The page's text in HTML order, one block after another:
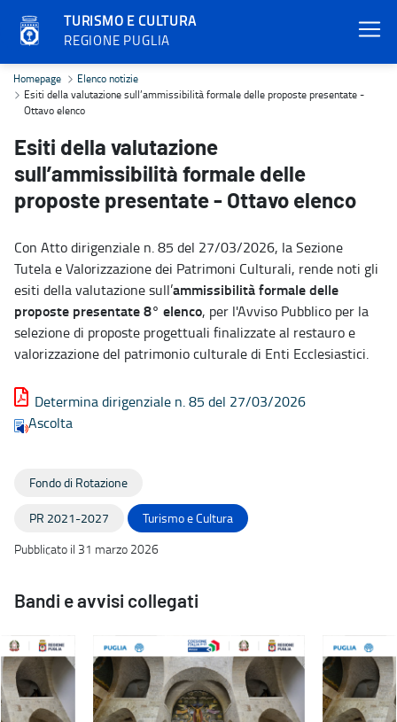
TURISMO E CULTURA
REGIONE PUGLIA
Esiti della valutazione sull’ammissibilità formale delle proposte
Homepage
Elenco notizie
Esiti della valutazione sull’ammissibilità formale delle proposte presentate -
Ottavo elenco
Esiti della valutazione
sull’ammissibilità formale delle
proposte presentate - Ottavo elenco
Con Atto dirigenziale n. 85 del 27/03/2026, la Sezione
Tutela e Valorizzazione dei Patrimoni Culturali, rende noti gli
esiti della valutazione sull’ammissibilità formale delle
proposte presentate8° elenco, per l'Avviso Pubblico per la
selezione di proposte progettuali finalizzate al restauro e
valorizzazione del patrimonio culturale di Enti Ecclesiastici.
Determina dirigenziale n. 85 del 27/03/2026
Ascolta
Fondo di Rotazione
PR 2021-2027
Turismo e Cultura
Pubblicato il 31 marzo 2026
Bandi e avvisi collegati